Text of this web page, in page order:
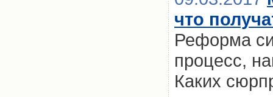
что
Реформа
процесс,
Каких